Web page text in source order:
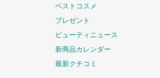
ベストコスメ
プレゼント
ビューティニュース
新商品カレンダー
最新クチコミ